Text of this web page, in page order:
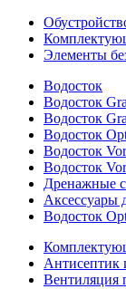
Элементы
Водосток
Водосток
Водосток
Водосток
Водосток
Водосток
Дренажные
Аксессуары
Водосток
Антисептик
Вентиляция